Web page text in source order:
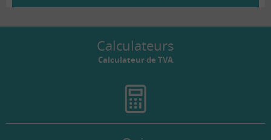
Calculateurs
Calculateur de TVA